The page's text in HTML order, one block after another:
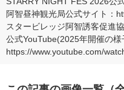
阿智昼神観光局公式サイト：
スタービレッジ阿智誘客促進
公式YouTube(2025年開催の様
https://www.youtube.com/